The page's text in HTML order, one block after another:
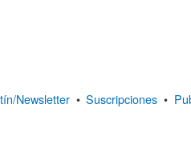
Newsletter • Suscripciones •